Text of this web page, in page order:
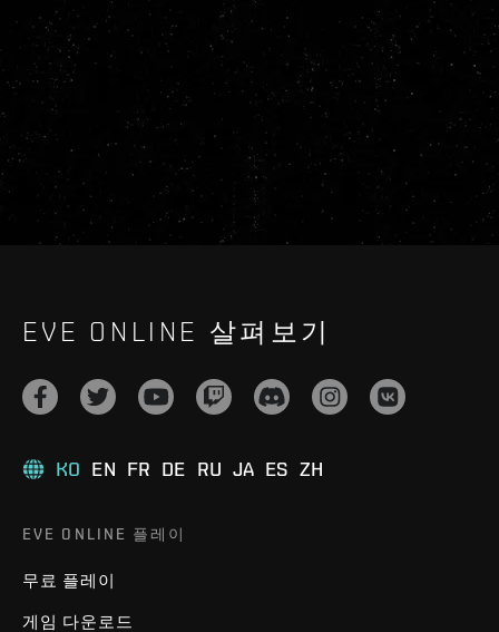
EVE ONLINE 살펴보기
KO EN FR DE RU JA ES ZH
EVE ONLINE 플레이
무료 플레이
게임 다운로드